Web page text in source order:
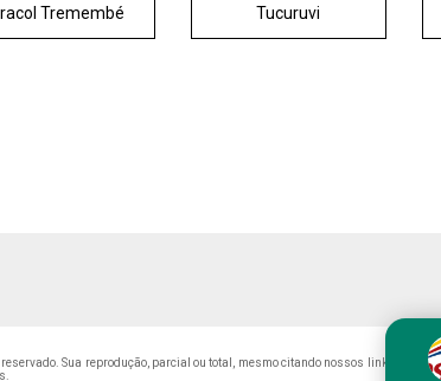
Tremembé
Tucuruvi
reservado. Sua reprodução, parcial ou total, mesmo citando nossos links, é